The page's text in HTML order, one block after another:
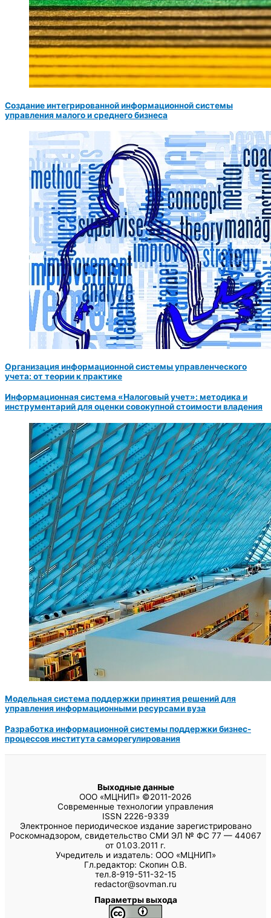
Создание интегрированной информационной системы
управления малого и среднего бизнеса
Организация информационной системы управленческого
учета: от теории к практике
Информационная система «Налоговый учет»: методика и
инструментарий для оценки совокупной стоимости владения
Модельная система поддержки принятия решений для
управления информационными ресурсами вуза
Разработка информационной системы поддержки бизнес-
процессов института саморегулирования
Выходные данные
ООО «МЦНИП» ©2011-2026
Современные технологии управления
ISSN 2226-9339
Электронное периодическое издание зарегистрировано
Роскомнадзором, свидетельство СМИ ЭЛ № ФС 77 — 44067
от 01.03.2011 г.
Учредитель и издатель: ООО «МЦНИП»
Гл.редактор: Скопин О.В.
тел.8-919-511-32-15
redactor@sovman.ru
Параметры выхода